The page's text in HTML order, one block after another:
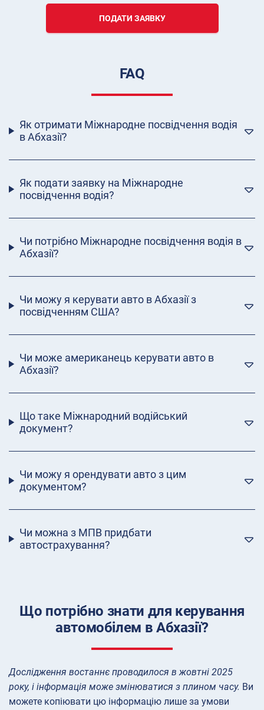
ПОДАТИ ЗАЯВКУ
FAQ
Як отримати Міжнародне посвідчення водія
в Абхазії?
Як подати заявку на Міжнародне
посвідчення водія?
Чи потрібно Міжнародне посвідчення водія в
Абхазії?
Чи можу я керувати авто в Абхазії з
посвідченням США?
Чи може американець керувати авто в
Абхазії?
Що таке Міжнародний водійський
документ?
Чи можу я орендувати авто з цим
документом?
Чи можна з МПВ придбати
автострахування?
Що потрібно знати для керування
автомобілем в Абхазії?
Дослідження востаннє проводилося в жовтні 2025
року, і інформація може змінюватися з плином часу. Ви
можете копіювати цю інформацію лише за умови